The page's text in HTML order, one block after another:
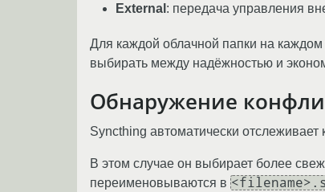
External : передача управления
Для каждой облачной папки на
выбирать между надёжностью и
Обнаружение
Syncthing автоматически
В этом случае он выбирает более
переименовываются в